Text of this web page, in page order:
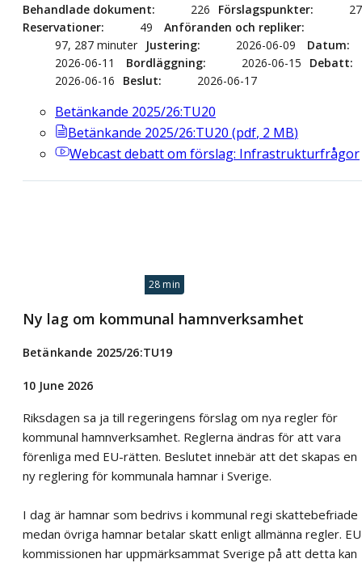
Behandlade dokument 226 Förslagspunkter
27
Reservationer
49
Anföranden och repliker
97, 287 minuter
Justering 2026-06-09
Datum
2026-06-11
Bordläggning 2026-06-15
Debatt
2026-06-16
Beslut 2026-06-17
Betänkande 2025/26:TU20
Betänkande 2025/26:TU20 (pdf, 2 MB)
Webcastdebatt om förslag: Infrastrukturfrågor
28 min
Ny lag om kommunal hamnverksamhet
Betänkande 2025/26:TU19
10 June 2026
Riksdagen sa ja till regeringens förslag om nya regler för
kommunal hamnverksamhet. Reglerna ändras för att vara
förenliga med EU-rätten. Beslutet innebär att det skapas en
ny reglering för kommunala hamnar i Sverige.
I dag är hamnar som bedrivs i kommunal regi skattebefriade
medan övriga hamnar betalar skatt enligt allmänna regler.
kommissionen har uppmärksammat Sverige på att detta kan